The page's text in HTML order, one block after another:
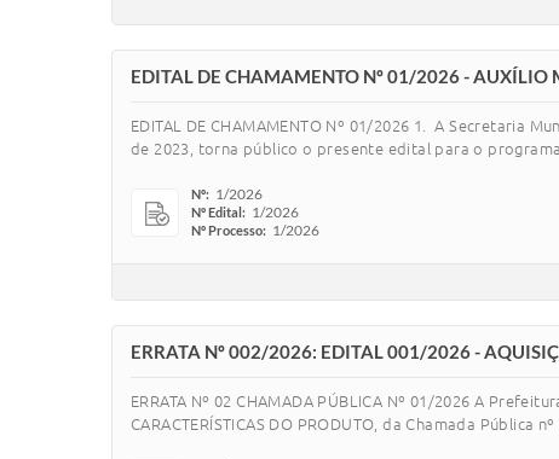
EDITAL DE CHAMAMENTO Nº 01/2026 - AUXÍLIO
EDITAL DE CHAMAMENTO Nº 01/2026 1. A Secretaria
de 2023, torna público o presente edital para o
Nº: 1/2026
Nº Edital: 1/2026
Nº Processo: 1/2026
ERRATA Nº 002/2026: EDITAL 001/2026 -
ERRATA Nº 02 CHAMADA PÚBLICA Nº 01/2026 A
CARACTERÍSTICAS DO PRODUTO, da Chamada